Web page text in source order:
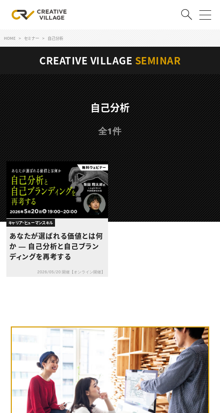
ログイン 会員登録
RECRUIT
クリエイター求人を探す
CREATIVE JOB求人検索
特集求人
採用説明会
転職支援サービス
CONTENTS
スキルアップしたい！
スキルアップしたい！ トップ
デザイン
プログラミング
動画配信・映像制作
編集・ライティング
マーケティング
ディレクション
業界解説・キャリア事情
お役立ち基礎知識
TOP Creator’s コラム
TOP Creator’s コラム トップ
Webクリエイター
アプリクリエイター
ゲームクリエイター
映像クリエイター
マーケッター
クリエイターインタビュー
セミナー
ニュース・トレンド
ニュース・トレンド トップ
プロフェッショナル×つながる×メディア
HOME セミナー 自己分析
CREATIVE VILLAGE SEMINAR
自己分析
全1件
キャリア・ヒューマンスキル
あなたが選ばれる価値とは何
か ― 自己分析と自己ブラン
ディングを再考する
2026/05/20 開催【オンライン開催】